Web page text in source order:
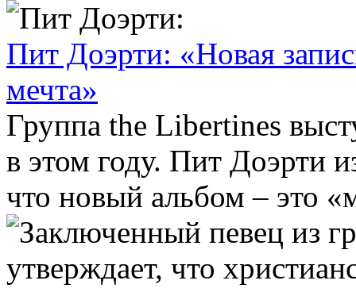
Пит Доэрти: «Новая
мечта»
Группа the Libertines
в этом году. Пит Доэрти
что новый альбом – это